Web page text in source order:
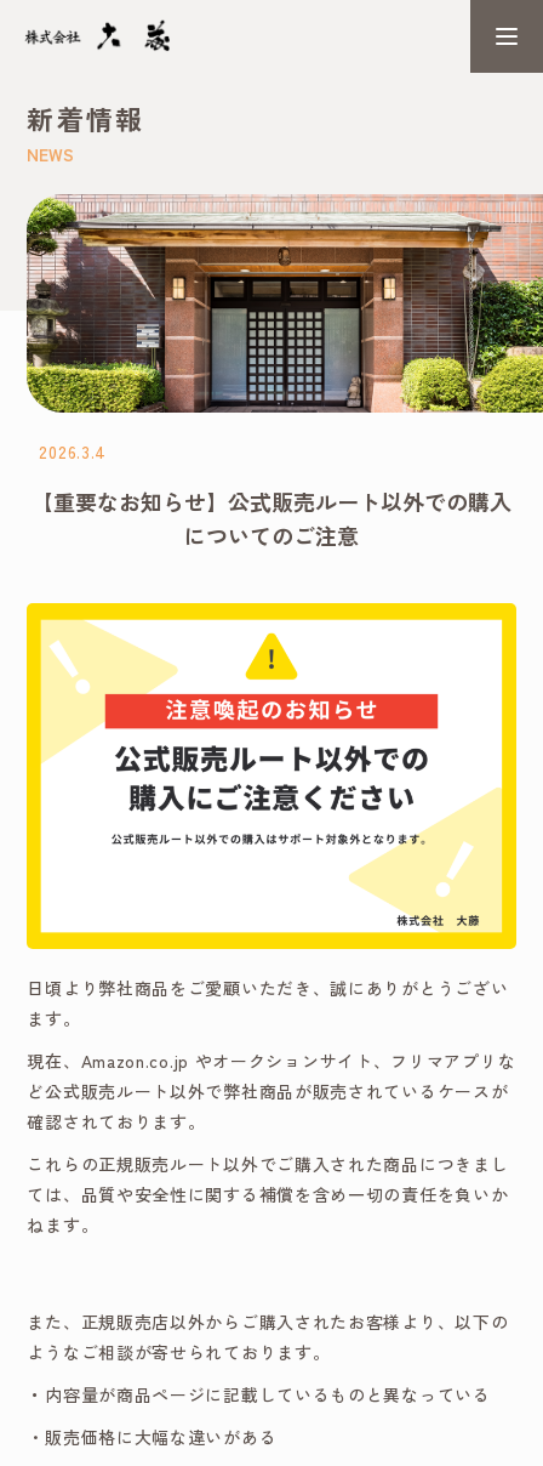
新着情報
NEWS
2026.3.4
【重要なお知らせ】公式販売ルート以外での購入
についてのご注意
日頃より弊社商品をご愛顧いただき、誠にありがとうござい
ます。
現在、Amazon.co.jp やオークションサイト、フリマアプリな
ど公式販売ルート以外で弊社商品が販売されているケースが
確認されております。
これらの正規販売ルート以外でご購入された商品につきまし
ては、品質や安全性に関する補償を含め一切の責任を負いか
ねます。
また、正規販売店以外からご購入されたお客様より、以下の
ようなご相談が寄せられております。
・ 内容量が商品ページに記載しているものと異なっている
・販売価格に大幅な違いがある